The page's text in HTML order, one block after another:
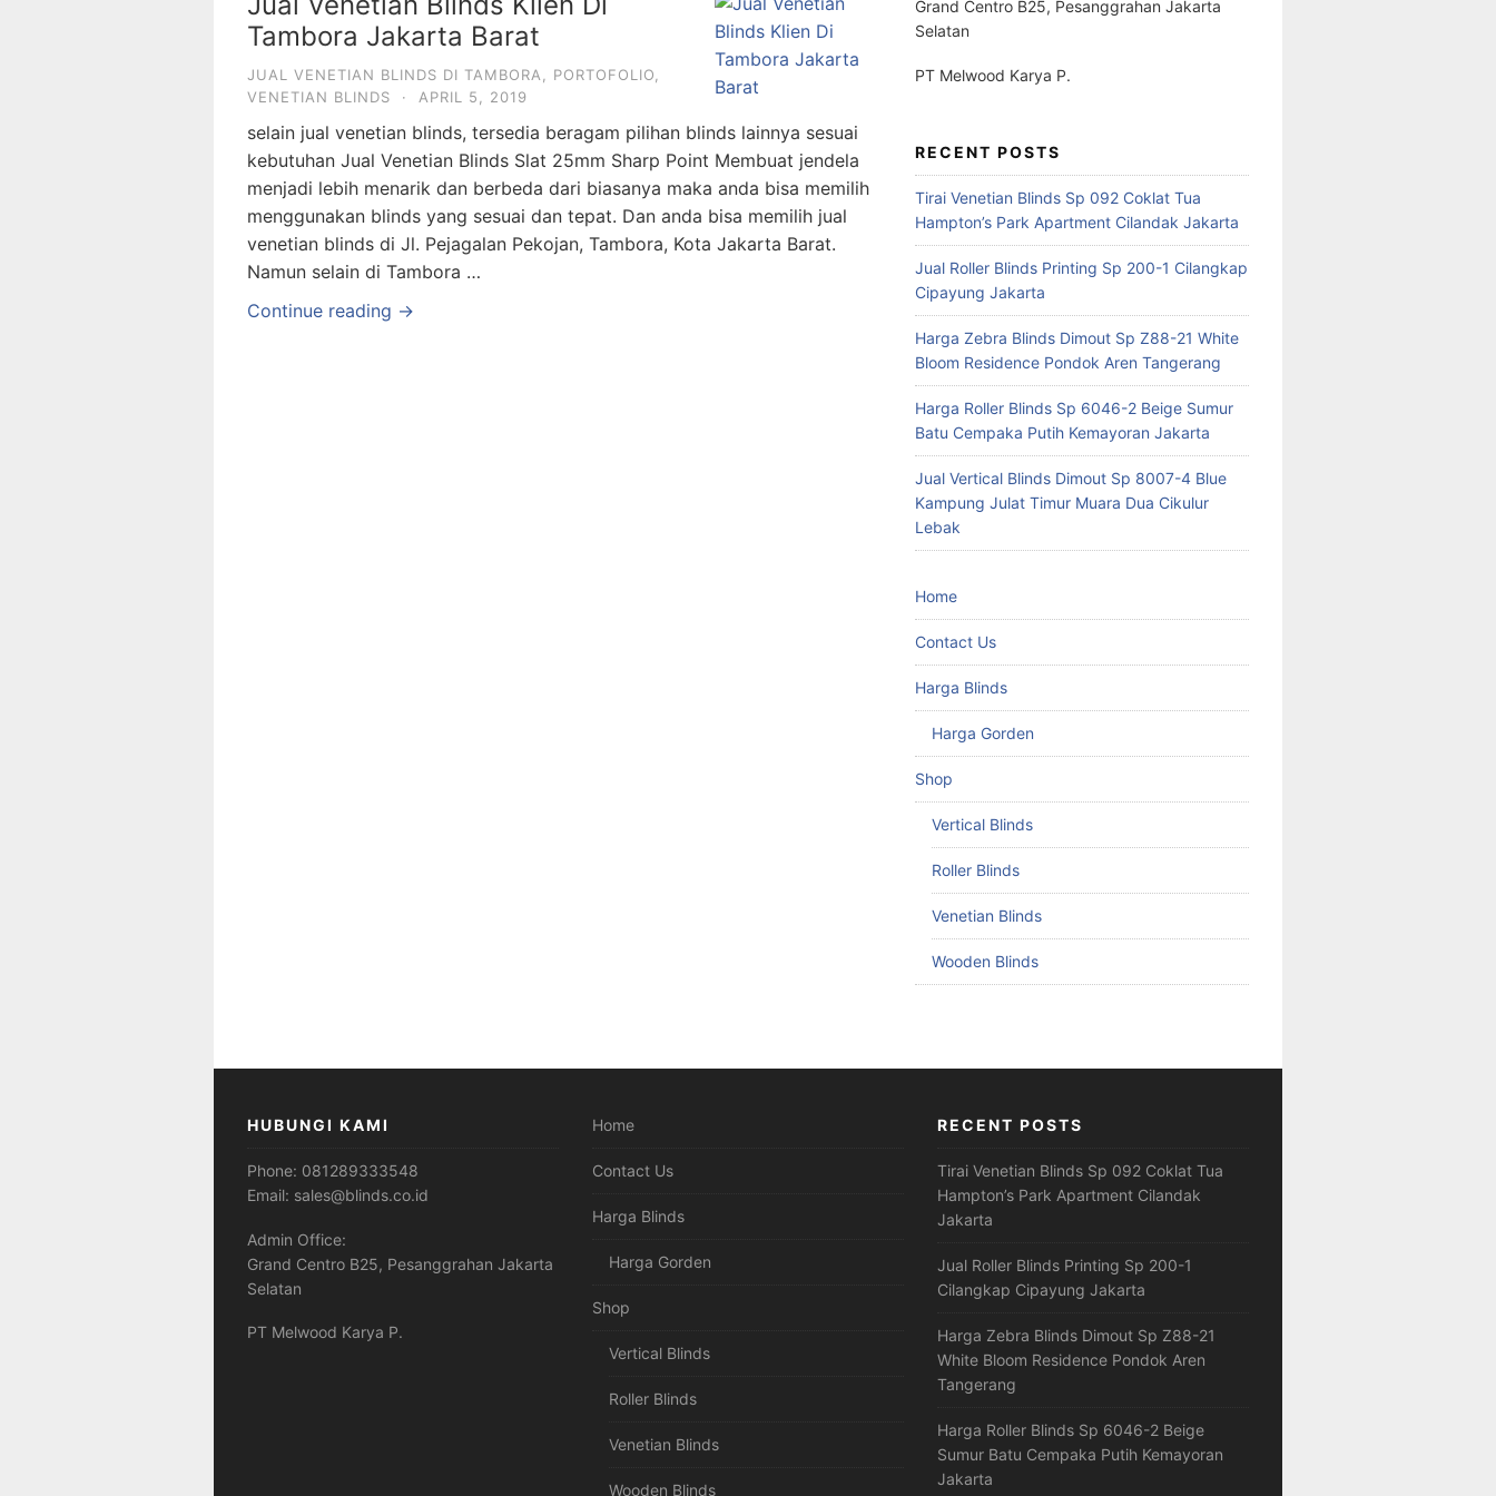
Tambora Jakarta Barat
JUAL VENETIAN BLINDS DI TAMBORA PORTOFOLIO
VENETIAN BLINDS
· APRIL 5, 2019
selain jual venetian blinds, tersedia beragam pilihan blinds lainnya sesuai
kebutuhan Jual Venetian Blinds Slat 25mm Sharp Point Membuat jendela
menjadi lebih menarik dan berbeda dari biasanya maka anda bisa memilih
menggunakan blinds yang sesuai dan tepat. Dan anda bisa memilih jual
venetian blinds di Jl. Pejagalan Pekojan, Tambora, Kota Jakarta Barat.
Namun selain di Tambora …
Continue reading →
Grand Centro B25, Pesanggrahan Jakarta
Selatan
PT Melwood Karya P.
RECENT POSTS
Tirai Venetian Blinds Sp 092 Coklat Tua
Hampton’s Park Apartment Cilandak Jakarta
Jual Roller Blinds Printing Sp 200-1 Cilangkap
Cipayung Jakarta
Harga Zebra Blinds Dimout Sp Z88-21 White
Bloom Residence Pondok Aren Tangerang
Harga Roller Blinds Sp 6046-2 Beige Sumur
Batu Cempaka Putih Kemayoran Jakarta
Jual Vertical Blinds Dimout Sp 8007-4 Blue
Kampung Julat Timur Muara Dua Cikulur
Lebak
Home
Contact Us
Harga Blinds
Harga Gorden
Shop
Vertical Blinds
Roller Blinds
Venetian Blinds
Wooden Blinds
HUBUNGI KAMI
Phone: 081289333548
Email: sales@blinds.co.id
Admin Office:
Grand Centro B25, Pesanggrahan Jakarta
Selatan
PT Melwood Karya P.
Home
Contact Us
Harga Blinds
Harga Gorden
Shop
Vertical Blinds
Roller Blinds
Venetian Blinds
Wooden Blinds
RECENT POSTS
Tirai Venetian Blinds Sp 092 Coklat Tua
Hampton’s Park Apartment Cilandak
Jakarta
Jual Roller Blinds Printing Sp 200-1
Cilangkap Cipayung Jakarta
Harga Zebra Blinds Dimout Sp Z88-21
White Bloom Residence Pondok Aren
Tangerang
Harga Roller Blinds Sp 6046-2 Beige
Sumur Batu Cempaka Putih Kemayoran
Jakarta